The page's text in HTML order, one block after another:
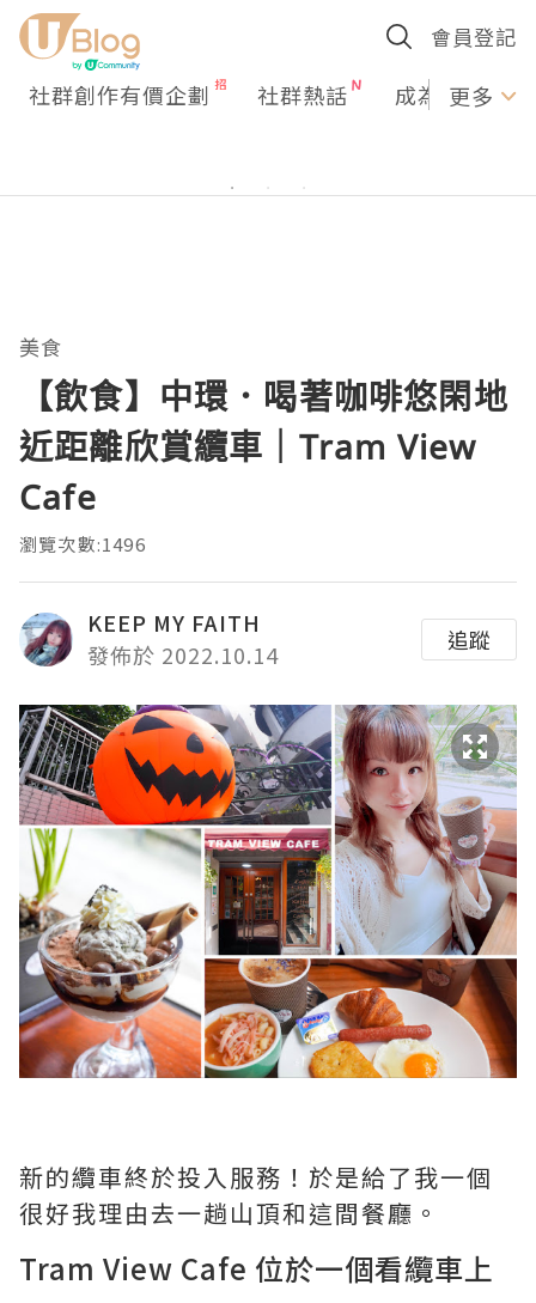
會員登記
社群創作有價企劃 社群熱話 成為U更多
美食
【飲食】中環．喝著咖啡悠閑地
近距離欣賞纜車｜Tram View
Cafe
瀏覽次數:1496
KEEP MY FAITH
發佈於 2022.10.14
追蹤
新的纜車終於投入服務！於是給了我一個
很好我理由去一趟山頂和這間餐廳。
Tram View Cafe 位於一個看纜車上